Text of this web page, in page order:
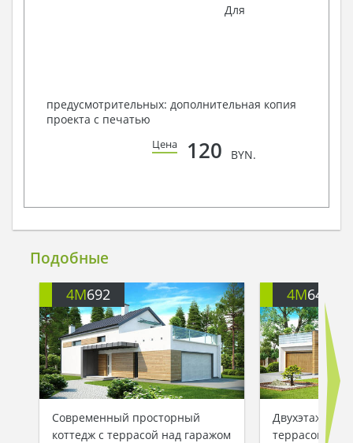
Для
предусмотрительных: дополнительная копия
проекта с печатью
Цена 120 BYN.
Подобные
4M692
Современный просторный
коттедж с террасой над гаражом
4M648
Двухэтажный
террасой на